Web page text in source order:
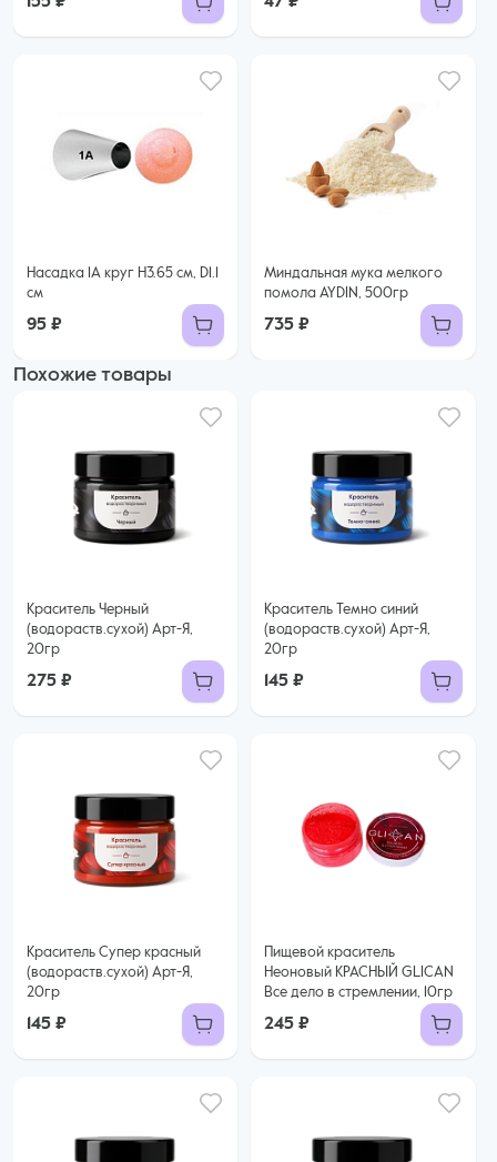
Насадка 1А круг H3.65 см, D1.1
см
95 ₽
Миндальная мука мелкого
помола AYDIN, 500гр
735 ₽
Похожие товары
Краситель Черный
(водораств.сухой) Арт-Я,
20гр
275 ₽
Краситель Темно синий
(водораств.сухой) Арт-Я,
20гр
145 ₽
Краситель Супер красный
(водораств.сухой) Арт-Я,
20гр
145 ₽
Пищевой краситель
Неоновый КРАСНЫЙ GLICAN
Все дело в стремлении, 10гр
245 ₽